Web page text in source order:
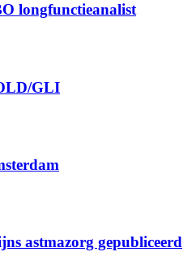
longfunctieanalist
GLI
astmazorg gepubliceerd